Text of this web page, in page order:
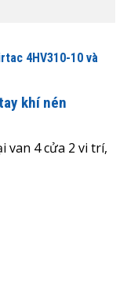
4HV310-10 và
khí nén
van 4 cửa 2 vi trí,